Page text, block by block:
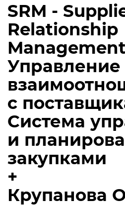
SRM -
Relationship
Управление
с
Система
и
закупками
+
Крупанова